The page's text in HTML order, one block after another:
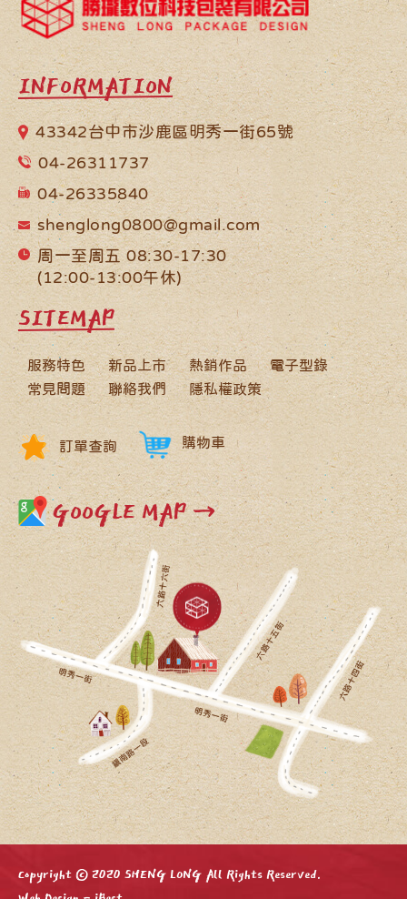
INFORMATION
43342台中市沙鹿區明秀一街65號
04-26311737
04-26335840
shenglong0800@gmail.com
周一至周五 08:30-17:30
(12:00-13:00午休)
SITEMAP
服務特色 新品上市 熱銷作品
電子型錄
常見問題
聯絡我們 隱私權政策
訂單查詢 購物車
GOOGLE MAP →
Copyright © 2020 SHENG LONG All Rights Reserved.